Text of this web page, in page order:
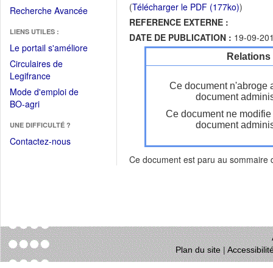
Recherche Avancée
LIENS UTILES :
Le portail s'améliore(Fichier
Circulaires de
Legifrance(Ouvrir
dans
une
fenêtre)
Mode d'emploi de
BO-agri(Ouvrir
une
nouvelle
UNE DIFFICULTÉ ?
Contactez-nous
(Télécharger le PDF (177ko))
REFERENCE EXTERNE :
DATE DE PUBLICATION : 19-09-
Ce document n'abroge
document
Ce document ne
document
Ce document est paru au sommaire
Plan du site|